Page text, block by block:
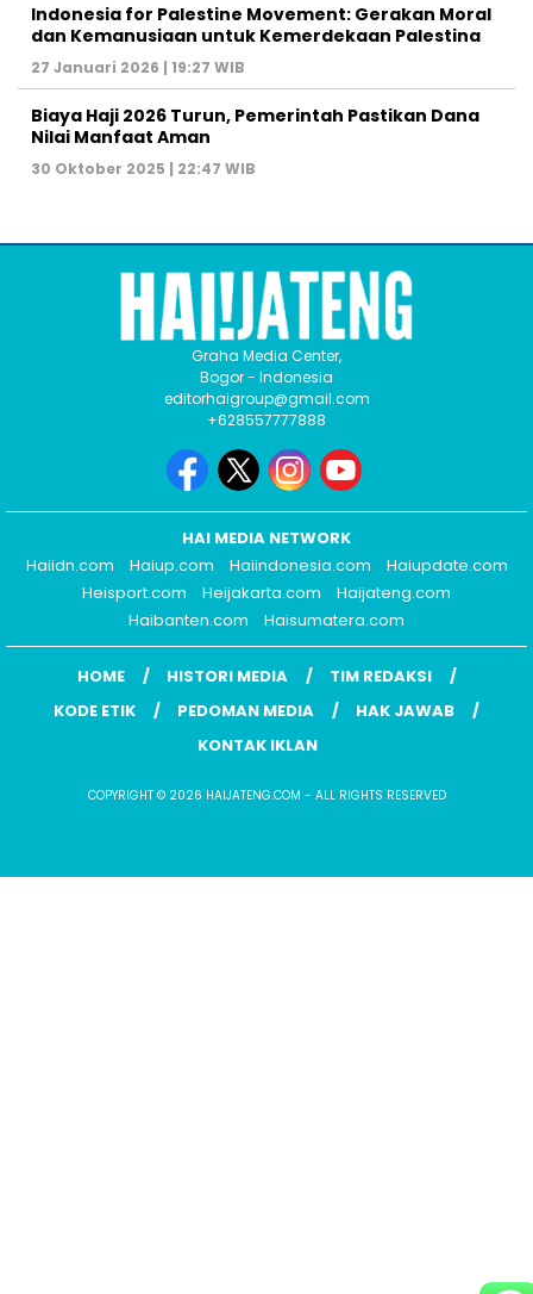
Indonesia for Palestine Movement: Gerakan Moral
dan Kemanusiaan untuk Kemerdekaan Palestina
27 Januari 2026 | 19:27 WIB
Biaya Haji 2026 Turun, Pemerintah Pastikan Dana
Nilai Manfaat Aman
30 Oktober 2025 | 22:47 WIB
Graha Media Center,
Bogor - Indonesia
editorhaigroup@gmail.com
+628557777888
HAI MEDIA NETWORK
Haiidn.com
Haiup.com Haiindonesia.com
Haiupdate.com
Heisport.com
Heijakarta.com
Haijateng.com
Haibanten.com
Haisumatera.com
HOME HISTORI MEDIA
TIM REDAKSI
KODE ETIK
PEDOMAN MEDIA
HAK JAWAB
KONTAK IKLAN
COPYRIGHT © 2026 HAIJATENG.COM - ALL RIGHTS RESERVED